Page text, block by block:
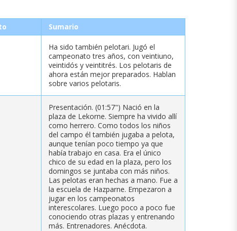
Sumario
Ha sido también pelotari. Jugó el
campeonato tres años, con veintiuno,
veintidós y veintitrés. Los pelotaris de
ahora están mejor preparados. Hablan
sobre varios pelotaris.
Presentación. (01:57") Nació en la
plaza de Lekorne. Siempre ha vivido allí
como herrero. Como todos los niños
del campo él también jugaba a pelota,
aunque tenían poco tiempo ya que
había trabajo en casa. Era el único
chico de su edad en la plaza, pero los
domingos se juntaba con más niños.
Las pelotas eran hechas a mano. Fue a
la escuela de Hazparne. Empezaron a
jugar en los campeonatos
interescolares. Luego poco a poco fue
conociendo otras plazas y entrenando
más. Entrenadores. Anécdota.